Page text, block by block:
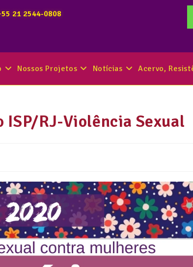
21 2544-0808
Nossos Projetos Notícias Acervo,
RJ-Violência Sexual